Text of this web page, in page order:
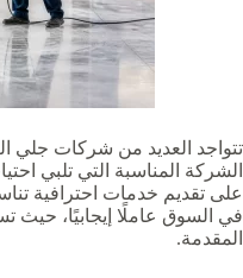
تتواجد العديد من شركات جلي
الشركة المناسبة التي تلبي
على تقديم خدمات احترافية
في السوق عاملًا إيجابيًا،
المقدمة.